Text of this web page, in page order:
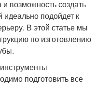
возможность создать
подойдет к
В этой статье мы
по изготовлению
подготовить все